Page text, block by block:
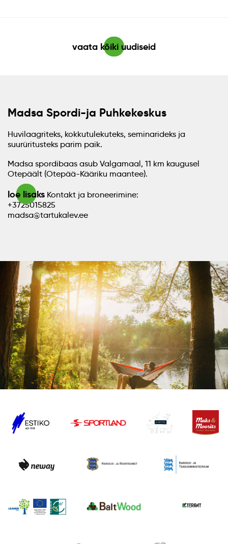
vaata kõiki uudiseid
Madsa Spordi-ja Puhkekeskus
Huvilaagriteks, kokkutulekuteks, seminarideks ja
suurüritusteks parim paik.
Madsa spordibaas asub Valgamaal, 11 km kaugusel
Otepäält (Otepää-Kääriku maantee).
loe lisaks Kontakt ja broneerimine:
+3725015825
madsa@tartukalev.ee